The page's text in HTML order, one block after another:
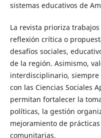
sistemas educativos de
La revista prioriza
reflexión crítica o
desafíos sociales,
de la región. Asimismo,
interdisciplinario, siempre
con las Ciencias Sociales
permitan fortalecer la
políticas, la gestión
mejoramiento de
comunitarias.